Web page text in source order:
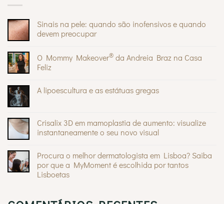
Sinais na pele: quando são inofensivos e quando
devem preocupar
em
Sinais
na
são
inofensivos
preocupar
O Mommy Makeover® da Andreia Braz na Casa
Feliz
em
Andreia
Braz
na
A lipoescultura e as estátuas gregas
A
lipoescultura
e
gregas
Crisalix 3D em mamoplastia de aumento: visualize
instantaneamente o seu novo visual
em
3D
em
visualize
Procura o melhor dermatologista em Lisboa? Saiba
por que a MyMoment é escolhida por tantos
Lisboetas